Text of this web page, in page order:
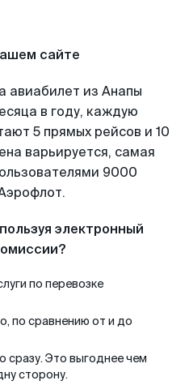
сайте
авиабилет из Анапы
в году, каждую
5 прямых рейсов и 10
варьируется, самая
9000
электронный
по перевозке
по сравнению от и до
сразу. Это выгоднее чем
сторону.